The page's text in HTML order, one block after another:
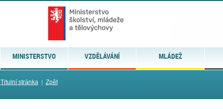
MINISTERSTVO VZDĚLÁVÁNÍ MLÁDEŽ
Titulní stránka| Zpět